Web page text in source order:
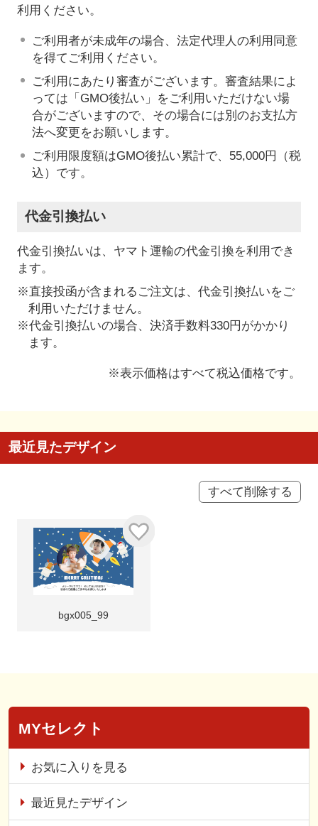
利用ください。
ご利用者が未成年の場合、法定代理人の利用同意
を得てご利用ください。
ご利用にあたり審査がございます。審査結果によ
っては「GMO後払い」をご利用いただけない場
合がございますので、その場合には別のお支払方
法へ変更をお願いします。
ご利用限度額はGMO後払い累計で、55,000円（税
込）です。
代金引換払い
代金引換払いは、ヤマト運輸の代金引換を利用でき
ます。
※直接投函が含まれるご注文は、代金引換払いをご
利用いただけません。
※代金引換払いの場合、決済手数料330円がかかり
ます。
※表示価格はすべて税込価格です。
最近見たデザイン
すべて削除する
bgx005_99
MYセレクト
お気に入りを見る
最近見たデザイン